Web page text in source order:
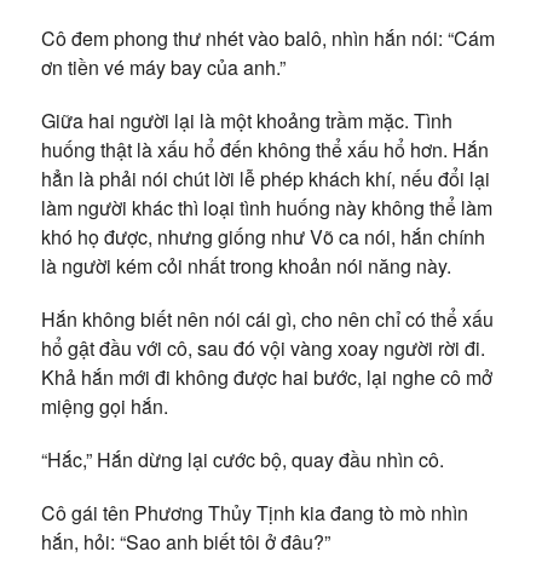
Cô đem phong thư nhét vào balô, nhìn hắn nói: “Cám
ơn tiền vé máy bay của anh.”
Giữa hai người lại là một khoảng trầm mặc. Tình
huống thật là xấu hổ đến không thể xấu hổ hơn. Hắn
hẳn là phải nói chút lời lễ phép khách khí, nếu đổi lại
làm người khác thì loại tình huống này không thể làm
khó họ được, nhưng giống như Võ ca nói, hắn chính
là người kém cỏi nhất trong khoản nói năng này.
Hắn không biết nên nói cái gì, cho nên chỉ có thể xấu
hổ gật đầu với cô, sau đó vội vàng xoay người rời đi.
Khả hắn mới đi không được hai bước, lại nghe cô mở
miệng gọi hắn.
“Hắc,” Hắn dừng lại cước bộ, quay đầu nhìn cô.
Cô gái tên Phương Thủy Tịnh kia đang tò mò nhìn
hắn, hỏi: “Sao anh biết tôi ở đâu?”